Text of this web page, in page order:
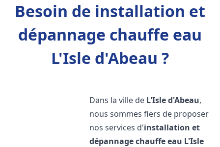
Besoin de installation et
dépannage chauffe eau
L'Isle d'Abeau ?
Dans la ville de L'Isle d'Abeau,
nous sommes fiers de proposer
nos services d'installation et
dépannage chauffe eau L'Isle